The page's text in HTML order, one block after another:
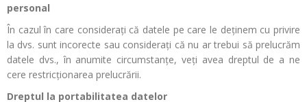
personal
În cazul în care considerați că datele pe care le deținem cu privire
la dvs. sunt incorecte sau considerați că nu ar trebui să prelucrăm
datele dvs., în anumite circumstanțe, veți avea dreptul de a ne
cere restricționarea prelucrării.
Dreptul la portabilitatea datelor